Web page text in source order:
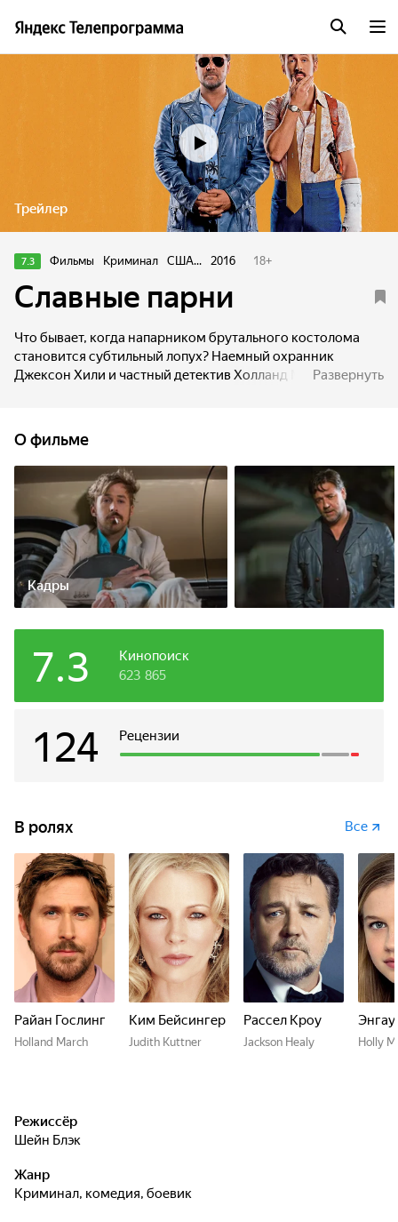
Трейлер
7.3 Фильмы Криминал США... 2016 18+
Славные парни
Что бывает, когда напарником брутального костолома
становится субтильный лопух? Наемный охранник
Джексон Хили и частный детектив Холланд Марч
преступлением века. Смогут ли парни разгадать сложный
ребус, если у каждого из них – свои, весьма
индивидуальные методы.
Развернуть
О фильме
Кадры
Кинопоиск
7.3 623 865
Рецензии
124
В ролях Все
Райан Гослинг
Holland March
Ким Бейсингер
Judith Kuttner
Рассел Кроу
Jackson Healy Holly
Режиссёр
Шейн Блэк
Жанр
криминал, комедия, боевик